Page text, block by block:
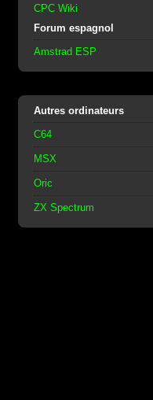
CPC Wiki
Forum espagnol
Amstrad ESP
Autres ordinateurs
C64
MSX
Oric
ZX Spectrum